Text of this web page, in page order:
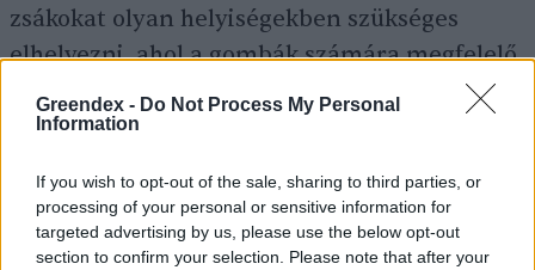
Greendex - Do Not Process My Personal
Information
If you wish to opt-out of the sale, sharing to third parties, or
processing of your personal or sensitive information for
targeted advertising by us, please use the below opt-out
section to confirm your selection. Please note that after your
zsákokat olyan helyiségekben szükséges
elhelyezni, ahol a gombák számára megfelelő
a klíma: ideális lehet számukra a pince, a
garázs, de akár a lépcsőház is.
A laskagombát farönkön is termeszthetjük. A
gombafonalakkal átszőtt rönköket árnyékos,